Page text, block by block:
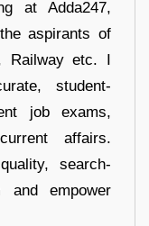
at Adda247,
aspirants of
Railway etc. I
student-
job exams,
affairs.
search-
and empower